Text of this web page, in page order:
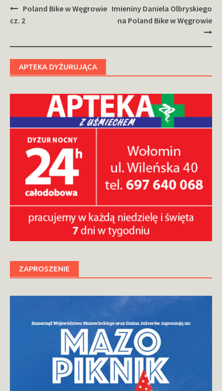
Zobacz
wpisy
Poland Bike w Węgrowie
cz. 2
Imieniny Daniela Olbryskiego
na Poland Bike w Węgrowie
APTEKA DYŻURUJĄCA
ZAPROSZENIE